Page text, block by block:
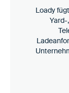
Loady